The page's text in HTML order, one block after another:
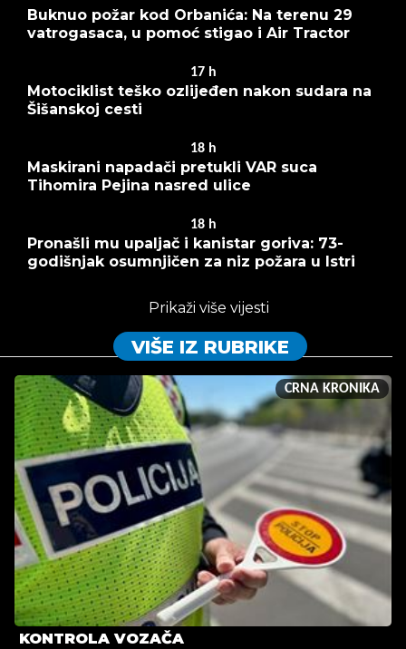
Buknuo požar kod Orbanića: Na terenu 29
vatrogasaca, u pomoć stigao i Air Tractor
17 h
Motociklist teško ozlijeđen nakon sudara na
Šišanskoj cesti
18 h
Maskirani napadači pretukli VAR suca
Tihomira Pejina nasred ulice
18 h
Pronašli mu upaljač i kanistar goriva: 73-
godišnjak osumnjičen za niz požara u Istri
Prikaži više vijesti
VIŠE IZ RUBRIKE
CRNA KRONIKA
KONTROLA VOZAČA